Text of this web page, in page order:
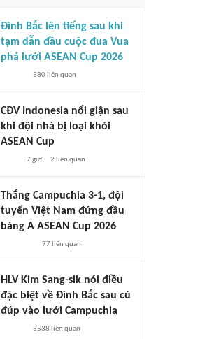
Đình Bắc lên tiếng sau khi
tạm dẫn đầu cuộc đua Vua
phá lưới ASEAN Cup 2026
580liên quan
CĐV Indonesia nổi giận sau
khi đội nhà bị loại khỏi
ASEAN Cup
7 giờ 2 liên quan
Thắng Campuchia 3-1, đội
tuyển Việt Nam đứng đầu
bảng A ASEAN Cup 2026
77liên quan
HLV Kim Sang-sik nói điều
đặc biệt về Đình Bắc sau cú
đúp vào lưới Campuchia
3538 liên quan